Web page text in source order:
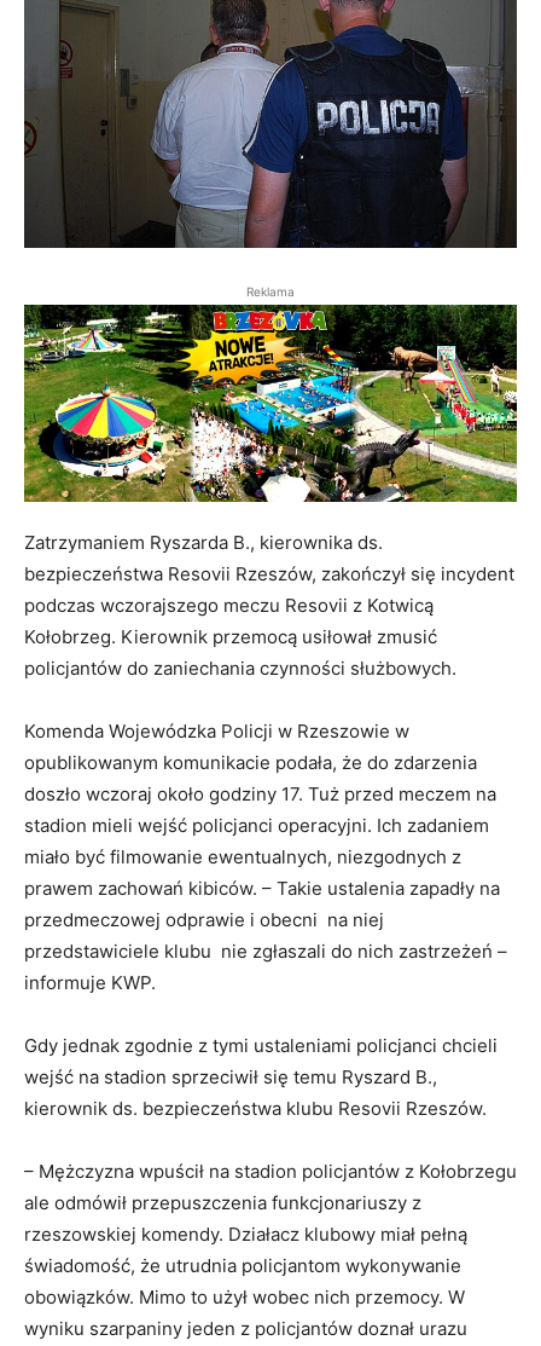
Reklama
Zatrzymaniem Ryszarda B., kierownika ds.
bezpieczeństwa Resovii Rzeszów, zakończył się incydent
podczas wczorajszego meczu Resovii z Kotwicą
Kołobrzeg. Kierownik przemocą usiłował zmusić
policjantów do zaniechania czynności służbowych.
Komenda Wojewódzka Policji w Rzeszowie w
opublikowanym komunikacie podała, że do zdarzenia
doszło wczoraj około godziny 17. Tuż przed meczem na
stadion mieli wejść policjanci operacyjni. Ich zadaniem
miało być filmowanie ewentualnych, niezgodnych z
prawem zachowań kibiców. – Takie ustalenia zapadły na
przedmeczowej odprawie i obecni na niej
przedstawiciele klubu nie zgłaszali do nich zastrzeżeń –
informuje KWP.
Gdy jednak zgodnie z tymi ustaleniami policjanci chcieli
wejść na stadion sprzeciwił się temu Ryszard B.,
kierownik ds. bezpieczeństwa klubu Resovii Rzeszów.
– Mężczyzna wpuścił na stadion policjantów z Kołobrzegu
ale odmówił przepuszczenia funkcjonariuszy z
rzeszowskiej komendy. Działacz klubowy miał pełną
świadomość, że utrudnia policjantom wykonywanie
obowiązków. Mimo to użył wobec nich przemocy. W
wyniku szarpaniny jeden z policjantów doznał urazu